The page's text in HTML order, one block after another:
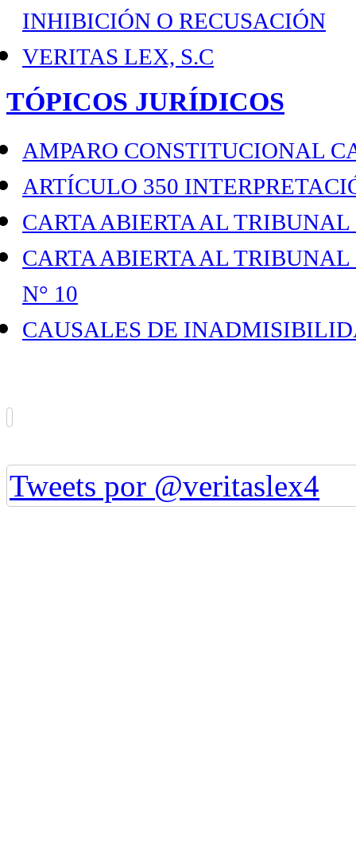
INHIBICIÓN O RECUSACIÓN
VERITAS LEX, S.C
TÓPICOS JURÍDICOS
AMPARO CONSTITUCIONAL
ARTÍCULO 350
CARTA ABIERTA AL
CARTA ABIERTA AL
N° 10
CAUSALES DE
Tweets por @veritaslex4